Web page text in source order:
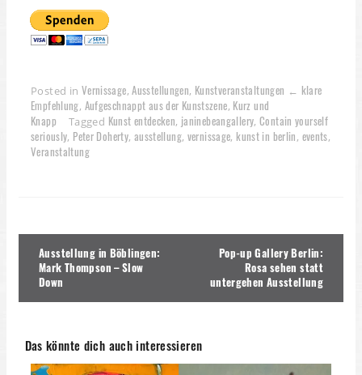
Posted in Vernissage,Ausstellungen, Kunstveranstaltungen ← klare
Empfehlung, Aufgeschnappt aus der Kunstszene, Kurz und
Knapp
Tagged Kunst entdecken, janinebeangallery, Contain yourself
seriously, Peter Doherty, ausstellung, vernissage, kunst in berlin, events,
Veranstaltung
Beitragsnavigation
Ausstellung in Böblingen:
Mark Thompson – Slow
Down
Pop-up Gallery Berlin:
Rosa sehen statt
untergehen Ausstellung
Das könnte dich auch interessieren